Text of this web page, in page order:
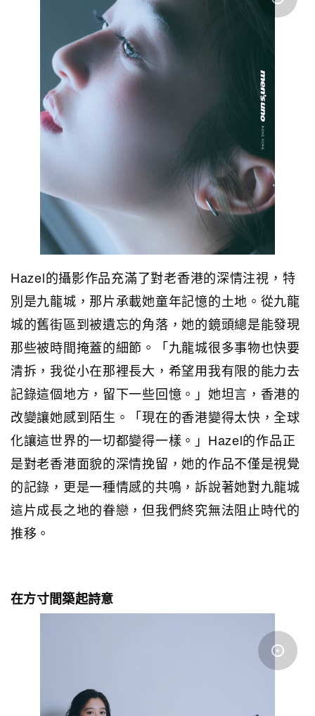
Hazel的攝影作品充滿了對老香港的深情注視，特
別是九龍城，那片承載她童年記憶的土地。從九龍
城的舊街區到被遺忘的角落，她的鏡頭總是能發現
那些被時間掩蓋的細節。「九龍城很多事物也快要
清拆，我從小在那裡長大，希望用我有限的能力去
記錄這個地方，留下一些回憶。」她坦言，香港的
改變讓她感到陌生。「現在的香港變得太快，全球
化讓這世界的一切都變得一樣。」Hazel的作品正
是對老香港面貌的深情挽留，她的作品不僅是視覺
的記錄，更是一種情感的共鳴，訴說著她對九龍城
這片成長之地的眷戀，但我們終究無法阻止時代的
推移。
在方寸間築起詩意